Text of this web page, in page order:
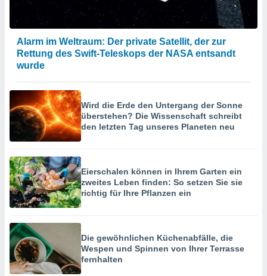
Alarm im Weltraum: Der private Satellit, der zur
Rettung des Swift-Teleskops der NASA entsandt
wurde
Wird die Erde den Untergang der Sonne
überstehen? Die Wissenschaft schreibt
den letzten Tag unseres Planeten neu
Eierschalen können in Ihrem Garten ein
zweites Leben finden: So setzen Sie sie
richtig für Ihre Pflanzen ein
Die gewöhnlichen Küchenabfälle, die
Wespen und Spinnen von Ihrer Terrasse
fernhalten